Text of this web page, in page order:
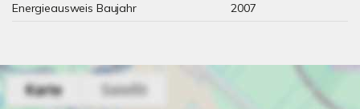
Energieausweis Baujahr
2007